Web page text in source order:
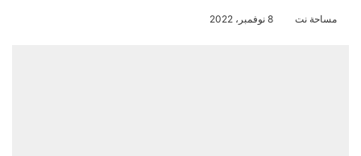
مساحة نت 8 نوفمبر، 2022